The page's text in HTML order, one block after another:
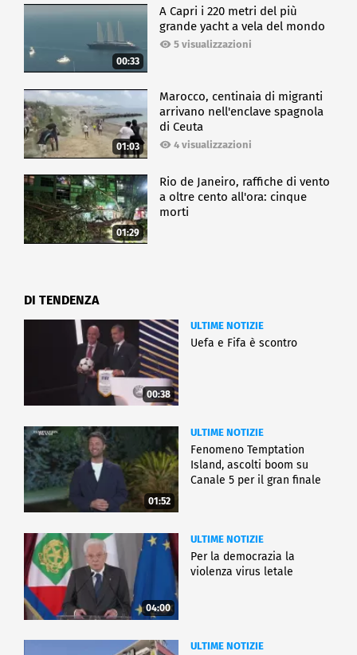
00:33
A Capri i 220 metri del più
grande yacht a vela del mondo
5 visualizzazioni
01:03
Marocco, centinaia di migranti
arrivano nell'enclave spagnola
di Ceuta
4 visualizzazioni
01:29
Rio de Janeiro, raffiche di vento
a oltre cento all'ora: cinque
morti
DI TENDENZA
00:38
ULTIME NOTIZIE
Uefa e Fifa è scontro
01:52
ULTIME NOTIZIE
Fenomeno Temptation
Island, ascolti boom su
Canale 5 per il gran finale
04:00
ULTIME NOTIZIE
Per la democrazia la
violenza virus letale
ULTIME NOTIZIE